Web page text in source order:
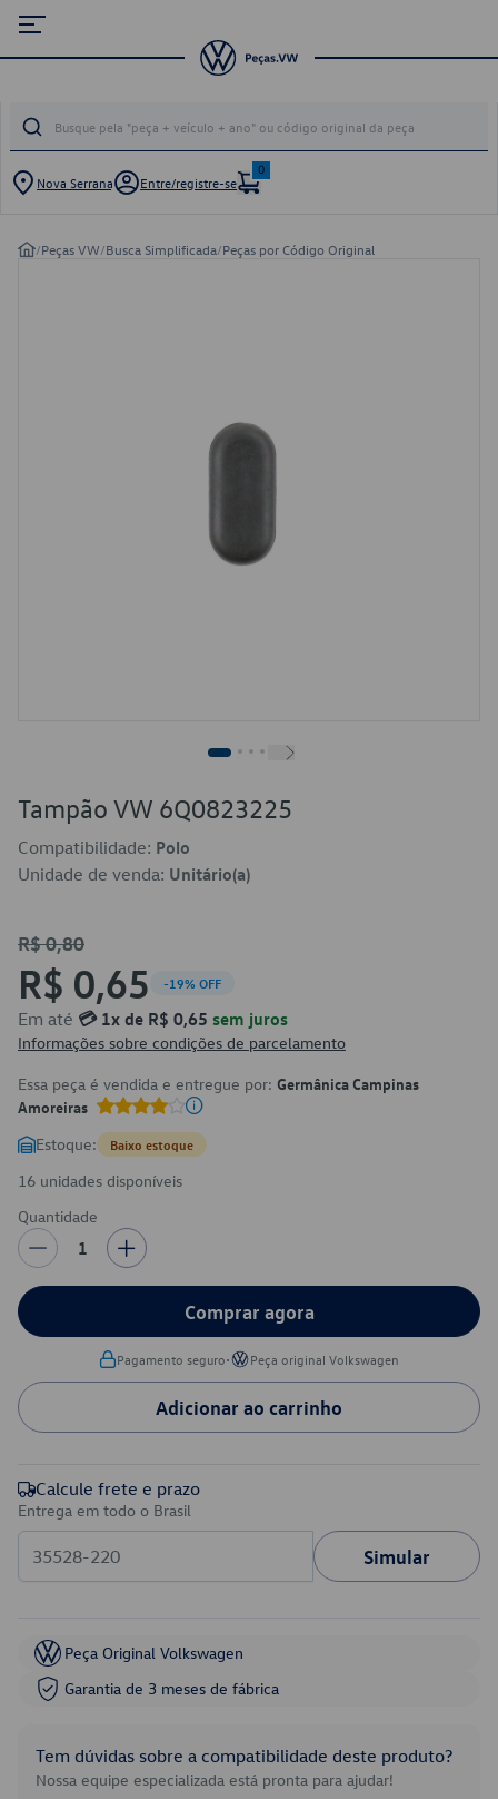
Nova Serrana Entre/registre-se
0
/Peças VW/Busca Simplificada/Peças por Código Original
Tampão VW 6Q0823225
Compatibilidade: Polo
Unidade de venda: Unitário(a)
R$ 0,80
R$ 0,65 -19% OFF
Em até 💳 1x de R$ 0,65 sem juros
Informações sobre condições de parcelamento
Essa peça é vendida e entregue por: Germânica Campinas
Amoreiras
Estoque: Baixo estoque
16 unidades disponíveis
Quantidade
1
Comprar agora
Pagamento seguro• Peça original Volkswagen
Adicionar ao carrinho
Calcule frete e prazo
Entrega em todo o Brasil
Simular
Peça Original Volkswagen
Garantia de 3 meses de fábrica
Tem dúvidas sobre a compatibilidade deste produto?
Nossa equipe especializada está pronta para ajudar!